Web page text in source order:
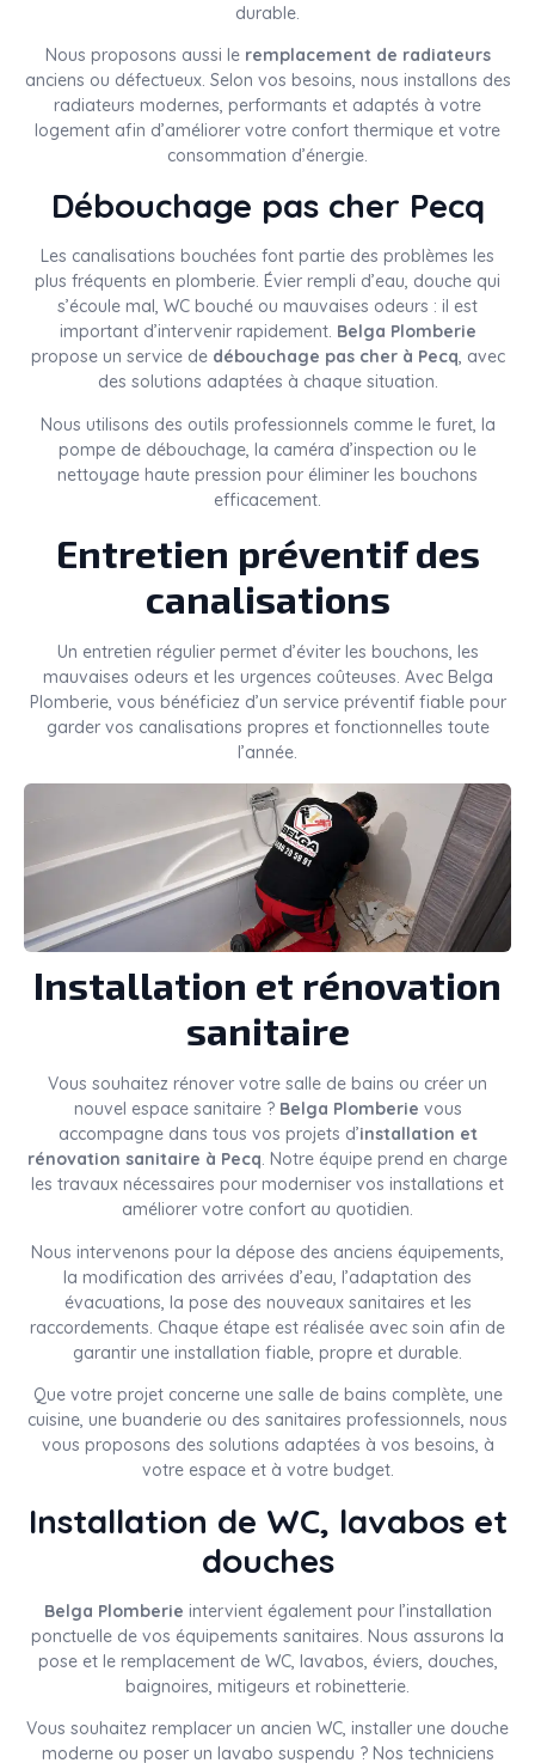
durable.
Nous proposons aussi le remplacement de radiateurs
anciens ou défectueux. Selon vos besoins, nous installons des
radiateurs modernes, performants et adaptés à votre
logement afin d’améliorer votre confort thermique et votre
consommation d’énergie.
Débouchage pas cher Pecq
Les canalisations bouchées font partie des problèmes les
plus fréquents en plomberie. Évier rempli d’eau, douche qui
s’écoule mal, WC bouché ou mauvaises odeurs : il est
important d’intervenir rapidement. Belga Plomberie
propose un service de débouchage pas cher à Pecq, avec
des solutions adaptées à chaque situation.
Nous utilisons des outils professionnels comme le furet, la
pompe de débouchage, la caméra d’inspection ou le
nettoyage haute pression pour éliminer les bouchons
efficacement.
Entretien préventif des
canalisations
Un entretien régulier permet d’éviter les bouchons, les
mauvaises odeurs et les urgences coûteuses. Avec Belga
Plomberie, vous bénéficiez d’un service préventif fiable pour
garder vos canalisations propres et fonctionnelles toute
l’année.
Installation et rénovation
sanitaire
Vous souhaitez rénover votre salle de bains ou créer un
nouvel espace sanitaire ? Belga Plomberie vous
accompagne dans tous vos projets d’installation et
rénovation sanitaire à Pecq. Notre équipe prend en charge
les travaux nécessaires pour moderniser vos installations et
améliorer votre confort au quotidien.
Nous intervenons pour la dépose des anciens équipements,
la modification des arrivées d’eau, l’adaptation des
évacuations, la pose des nouveaux sanitaires et les
raccordements. Chaque étape est réalisée avec soin afin de
garantir une installation fiable, propre et durable.
Que votre projet concerne une salle de bains complète, une
cuisine, une buanderie ou des sanitaires professionnels, nous
vous proposons des solutions adaptées à vos besoins, à
votre espace et à votre budget.
Installation de WC, lavabos et
douches
Belga Plomberie intervient également pour l’installation
ponctuelle de vos équipements sanitaires. Nous assurons la
pose et le remplacement de WC, lavabos, éviers, douches,
baignoires, mitigeurs et robinetterie.
Vous souhaitez remplacer un ancien WC, installer une douche
moderne ou poser un lavabo suspendu ? Nos techniciens